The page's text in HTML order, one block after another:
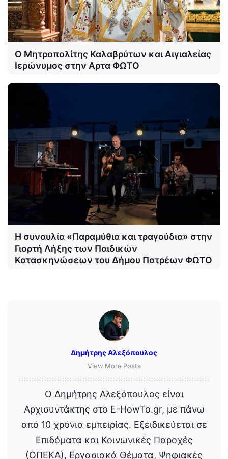
Ο Μητροπολίτης Καλαβρύτων και Αιγιαλείας
Ιερώνυμος στην Αρτα ΦΩΤΟ
Η συναυλία «Παραμύθια και τραγούδια» στην
Γιορτή Λήξης των Παιδικών
Κατασκηνώσεων του Δήμου Πατρέων ΦΩΤΟ
Δημήτρης Αλεξόπουλος
View More Posts
Ο Δημήτρης Αλεξόπουλος είναι
Αρχισυντάκτης στο E-HowTo.gr, με πάνω
από 10 χρόνια εμπειρίας. Εξειδικεύεται σε
Επιδόματα και Κοινωνικές Παροχές
(ΟΠΕΚΑ), Εργασιακά Θέματα, Ψηφιακές